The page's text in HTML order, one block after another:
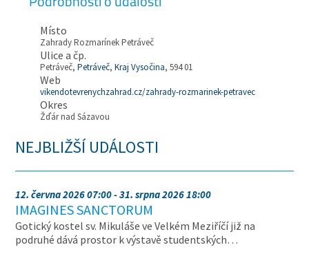
Místo
Zahrady Rozmarínek Petráveč
Ulice a čp.
Petráveč,Petráveč,Kraj Vysočina, 594 01
Web
vikendotevrenychzahrad.cz/zahrady-rozmarinek-petravec
Okres
Žďár nad Sázavou
NEJBLIŽŠÍ UDÁLOSTI
12. června 2026 07:00 - 31. srpna 2026 18:00
IMAGINES SANCTORUM
Gotický kostel sv. Mikuláše ve Velkém Meziříčí již na
podruhé dává prostor k výstavě studentských…